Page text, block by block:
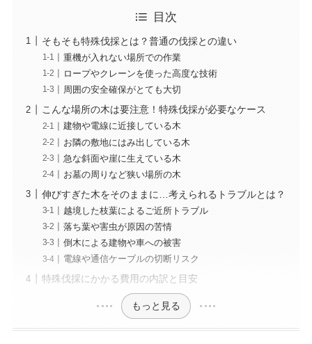
目次
そもそも特殊伐採とは？普通の伐採との違い
重機が入れない場所での作業
ロープやクレーンを使った高度な技術
周囲の安全確保がとても大切
こんな場所の木は要注意！特殊伐採が必要なケース
建物や電線に近接している木
お隣の敷地にはみ出している木
急な斜面や崖に生えている木
お墓の周りなど狭い場所の木
伸びすぎた木をそのままに…考えられるトラブルとは？
越境した枝葉によるご近所トラブル
落ち葉や害虫が原因の苦情
倒木による建物や車への被害
電線や通信ケーブルの切断リスク
特殊伐採にかかる費用の内訳と目安
もっと見る